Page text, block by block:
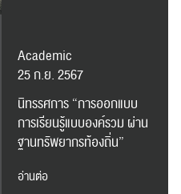
Academic
25 ก.ย. 2567
นิทรรศการ “การออกแบบ
การเรียนรู้แบบองค์รวม ผ่าน
ฐานทรัพยากรท้องถิ่น”
อ่านต่อ